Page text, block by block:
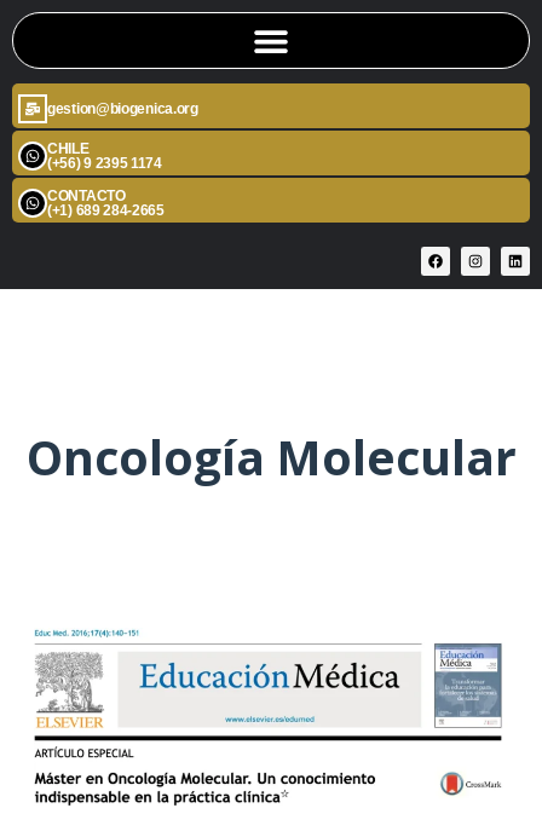
gestion@biogenica.org
CHILE
(+56) 9 2395 1174
CONTACTO
(+1) 689 284-2665
Oncología Molecular